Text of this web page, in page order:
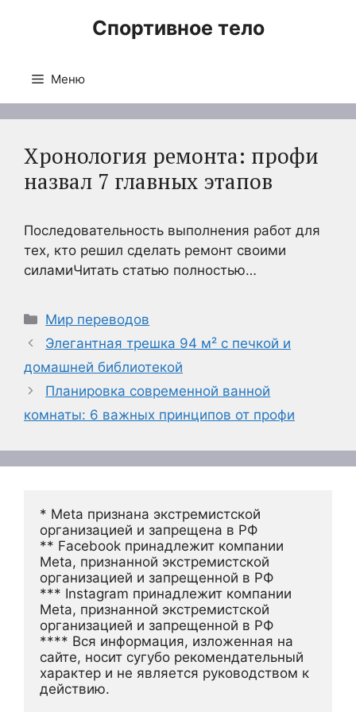
Спортивное тело
Меню
Хронология ремонта: профи
назвал 7 главных этапов
Последовательность выполнения работ для
тех, кто решил сделать ремонт своими
силамиЧитать статью полностью…
Рубрики
Мир переводов
Элегантная трешка 94 м² с печкой и
домашней библиотекой
Планировка современной ванной
комнаты: 6 важных принципов от профи
* Meta признана экстремистской
организацией и запрещена в РФ
** Facebook принадлежит компании
Meta, признанной экстремистской
организацией и запрещенной в РФ
*** Instagram принадлежит компании
Meta, признанной экстремистской
организацией и запрещенной в РФ
**** Вся информация, изложенная на
сайте, носит сугубо рекомендательный
характер и не является руководством к
действию.